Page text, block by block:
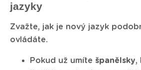
jazyky
Zvažte, jak je nový jazyk
ovládáte.
Pokud už umíte španělsky,